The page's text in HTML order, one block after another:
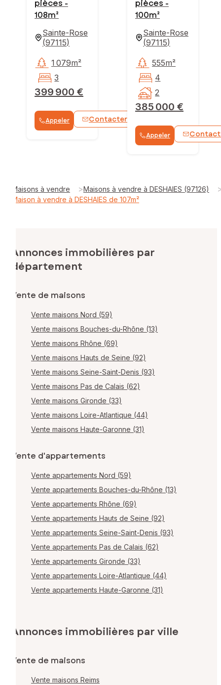
pièces -
108m²
Sainte-Rose
(97115)
399 900 €
1 079m²
3
Appeler Contacter
pièces -
100m²
Sainte-Rose
(97115)
385 000 €
555m²
4
2
Appeler
Maisons à vendre >Maisons à vendre à DESHAIES (97126)
Maison à vendre à DESHAIES de 107m²
Annonces immobilières par
département
Vente de maisons
Vente maisons Nord (59)
Vente maisons Bouches-du-Rhône (13)
Vente maisons Rhône (69)
Vente maisons Hauts de Seine (92)
Vente maisons Seine-Saint-Denis (93)
Vente maisons Pas de Calais (62)
Vente maisons Gironde (33)
Vente maisons Loire-Atlantique (44)
Vente maisons Haute-Garonne (31)
Vente d'appartements
Vente appartements Nord (59)
Vente appartements Bouches-du-Rhône (13)
Vente appartements Rhône (69)
Vente appartements Hauts de Seine (92)
Vente appartements Seine-Saint-Denis (93)
Vente appartements Pas de Calais (62)
Vente appartements Gironde (33)
Vente appartements Loire-Atlantique (44)
Vente appartements Haute-Garonne (31)
Annonces immobilières par ville
Vente de maisons
Vente maisons Reims